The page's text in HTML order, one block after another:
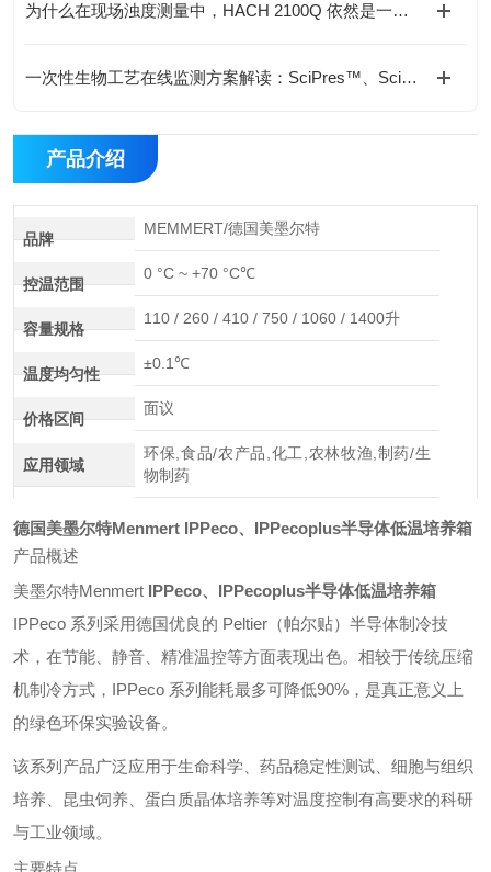
为什么在现场浊度测量中，HACH 2100Q 依然是一个“稳妥选择”？
一次性生物工艺在线监测方案解读：SciPres™、SciCon®、SciTemp®
产品介绍
品牌
MEMMERT/德国美墨尔特
控温范围
0 °C ~ +70 °C℃
容量规格
110 / 260 / 410 / 750 / 1060 / 1400升
温度均匀性
±0.1℃
价格区间
面议
应用领域
环保,食品/农产品,化工,农林牧渔,制药/生
物制药
德国美墨尔特Menmert IPPeco、IPPecoplus半导体低温培养箱
产品概述
美墨尔特Menmert IPPeco、IPPecoplus半导体低温培养箱
IPPeco 系列采用德国优良的 Peltier（帕尔贴）半导体制冷技
术，在节能、静音、精准温控等方面表现出色。相较于传统压缩
机制冷方式，IPPeco 系列能耗最多可降低90%，是真正意义上
的绿色环保实验设备。
该系列产品广泛应用于生命科学、药品稳定性测试、细胞与组织
培养、昆虫饲养、蛋白质晶体培养等对温度控制有高要求的科研
与工业领域。
主要特点